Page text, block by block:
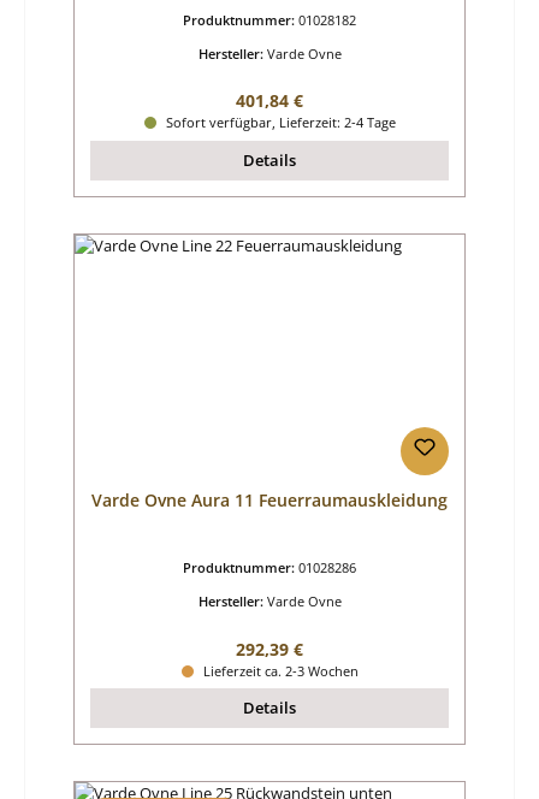
Produktnummer: 01028182
Hersteller: Varde Ovne
Regulärer Preis:
401,84 €
Sofort verfügbar, Lieferzeit: 2-4 Tage
Details
Varde Ovne Aura 11 Feuerraumauskleidung
Produktnummer: 01028286
Hersteller: Varde Ovne
Regulärer Preis:
292,39 €
Lieferzeit ca. 2-3 Wochen
Details